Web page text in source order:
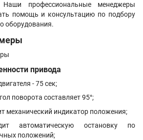
профессиональные менеджеры
помощь и консультацию по подбору
оборудования.
привода
- 75 сек;
поворота составляет 95°;
механический индикатор положения;
автоматическую остановку по
положений;